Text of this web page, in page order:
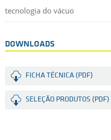
tecnologia do vácuo
DOWNLOADS
FICHA TÉCNICA (PDF)
SELEÇÃO PRODUTOS (PDF)